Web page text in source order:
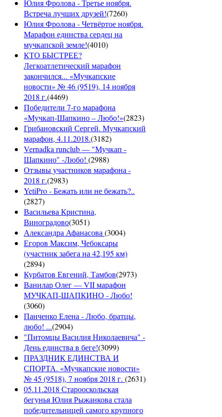
Юлия Фролова - Третье ноября.
Встреча лучших друзей!(7260)
Юлия Фролова - Четвёртое ноября.
Марафон единства сердец на
мучкапской земле!(4010)
КТО БЫСТРЕЕ?
Легкоатлетический марафон
закончился... «Мучкапские
новости» № 46 (9519), 14 ноября
2018 г.(4469)
Победители 7-го марафона
«Мучкап-Шапкино – Любо!»(2823)
Грибановский Сергей. Мучкапский
марафон, 4.11.2018.(3182)
Vernadka runclub — "Мучкап -
Шапкино" -Любо! (2988)
Отзывы участников марафона -
2018 г.(2983)
YetiPro - Бежать или не бежать?..
(2827)
Васильева Кристина,
Виноградово(3051)
Александра Афанасова(3004)
Егоров Максим, Чебоксары
(участник забега на 42,195 км)
(2894)
Курбатов Евгений, Тамбов(2973)
Ванилар Олег — VII марафон
МУЧКАП-ШАПКИНО - Любо!
(3060)
Панченко Елена - Любо, братцы,
любо! ...(2904)
"Питомцы Василия Николаевича" -
День единства в беге!(3099)
ПРАЗДНИК ЕДИНСТВА И
СПОРТА. «Мучкапские новости»
№ 45 (9518), 7 ноября 2018 г. (2631)
05.11.2018 Старооскольская
бегунья Юлия Рыжанкова стала
победительницей самого крупного